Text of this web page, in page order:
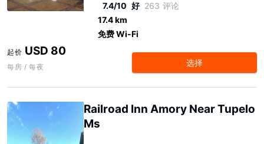
7.4/10 好 263 评论
17.4 km
免费 Wi-Fi
起价 USD 80
每房 / 每夜 选择
Railroad Inn Amory Near Tupelo
Ms